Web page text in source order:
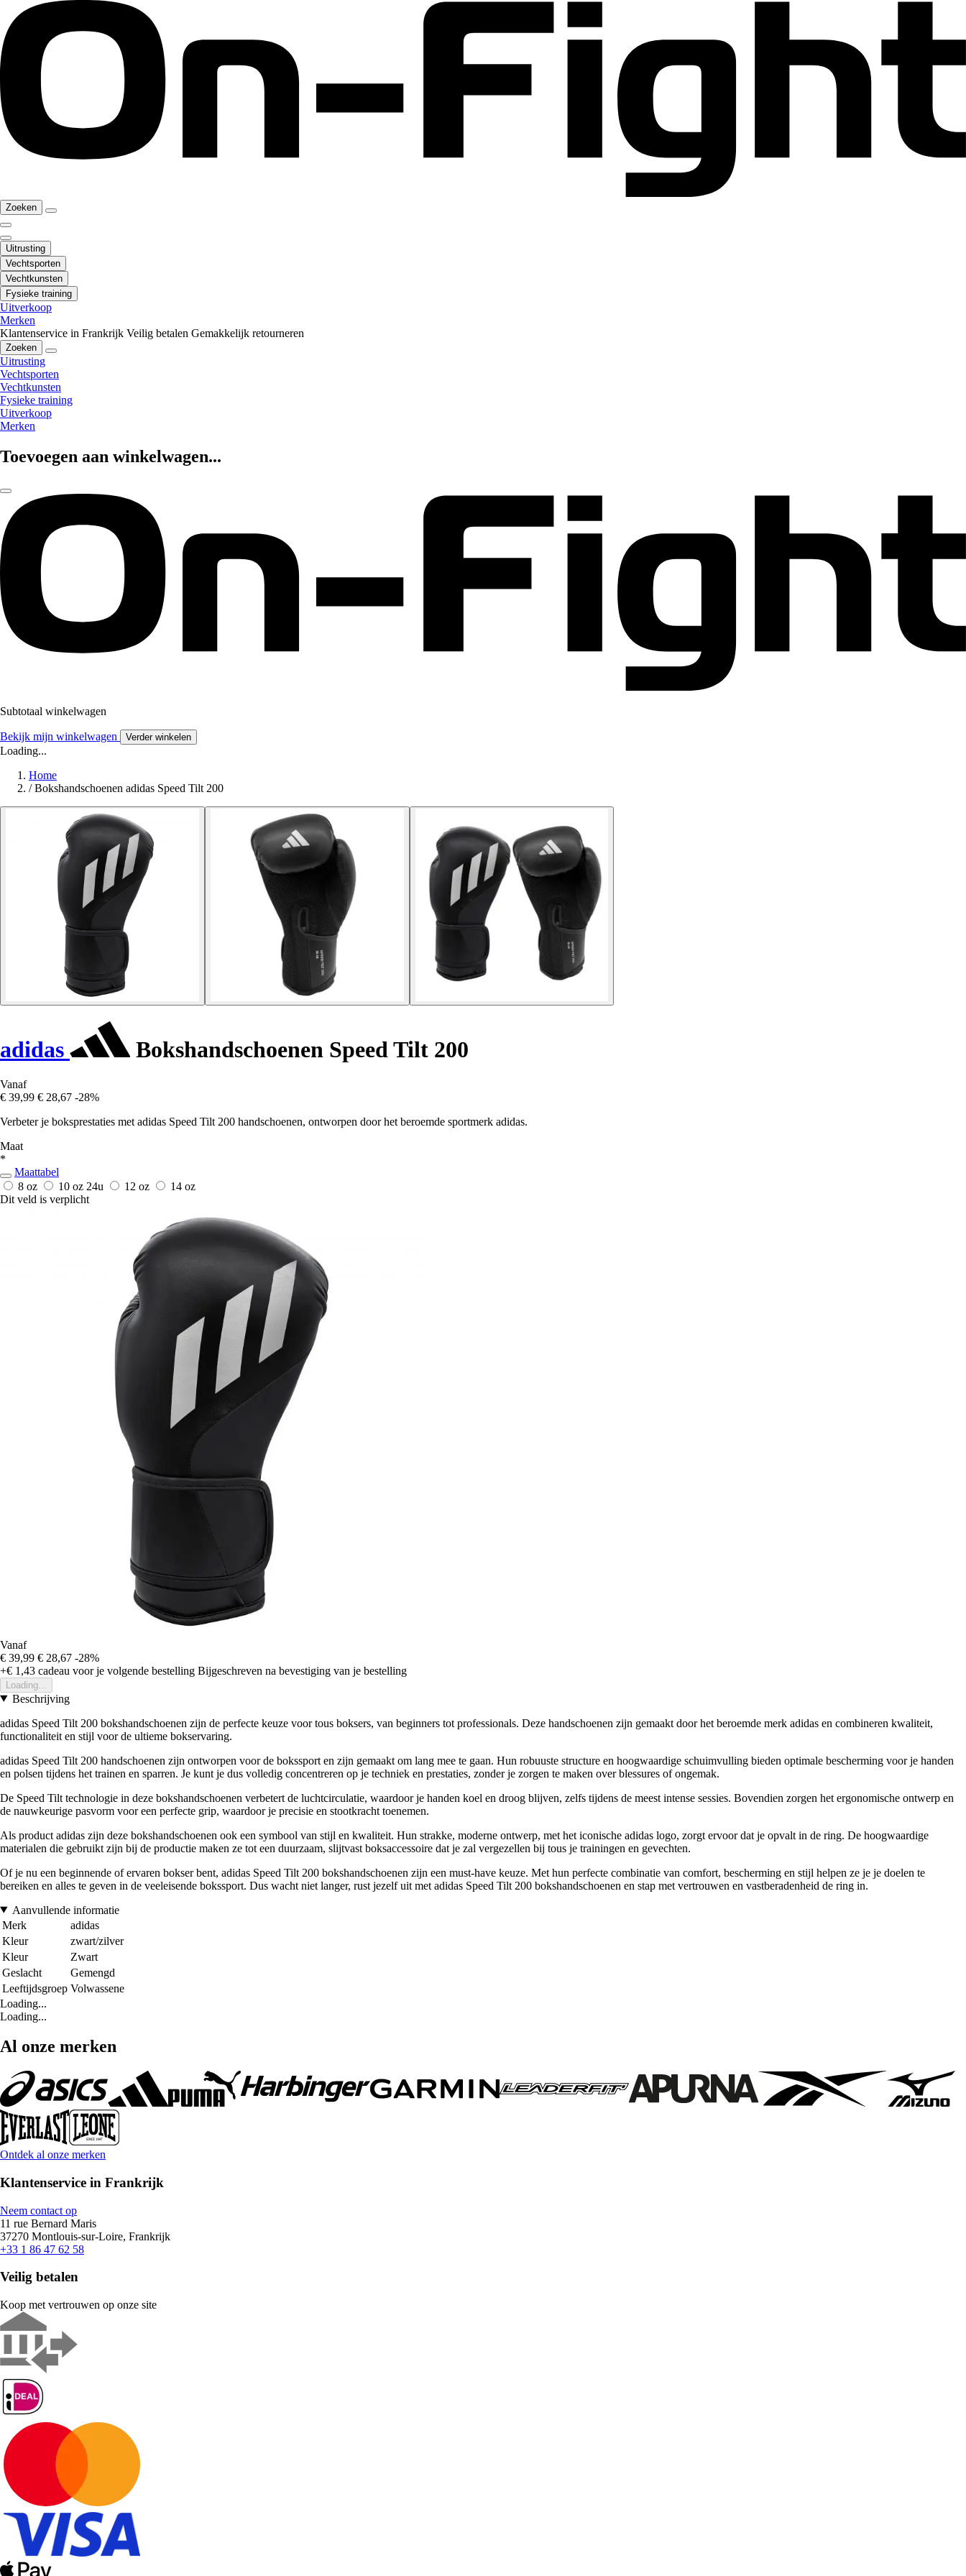
Zoeken
Uitrusting
Vechtsporten
Vechtkunsten
Fysieke training
Uitverkoop
Merken
Klantenservice in Frankrijk Veilig betalen Gemakkelijk retourneren
Zoeken
Uitrusting
Vechtsporten
Vechtkunsten
Fysieke training
Uitverkoop
Merken
Toevoegen aan winkelwagen...
Subtotaal winkelwagen
Bekijk mijn winkelwagen Verder winkelen
Loading...
Home
/ Bokshandschoenen adidas Speed Tilt 200
adidas Bokshandschoenen Speed Tilt 200
Vanaf
€ 39,99 € 28,67 -28%
Verbeter je boksprestaties met adidas Speed Tilt 200 handschoenen, ontworpen door het beroemde sportmerk adidas.
Maat
*
Maattabel
8 oz
10 oz 24u 12 oz
14 oz
Dit veld is verplicht
Vanaf
€ 39,99 € 28,67 -28%
+€ 1,43 cadeau voor je volgende bestelling Bijgeschreven na bevestiging van je bestelling
Loading...
Beschrijving
adidas Speed Tilt 200 bokshandschoenen zijn de perfecte keuze voor tous boksers, van beginners tot professionals. Deze handschoenen zijn gemaakt door het beroemde merk adidas en combineren kwaliteit,
functionaliteit en stijl voor de ultieme bokservaring.
adidas Speed Tilt 200 handschoenen zijn ontworpen voor de bokssport en zijn gemaakt om lang mee te gaan. Hun robuuste structure en hoogwaardige schuimvulling bieden optimale bescherming voor je handen
en polsen tijdens het trainen en sparren. Je kunt je dus volledig concentreren op je techniek en prestaties, zonder je zorgen te maken over blessures of ongemak.
De Speed Tilt technologie in deze bokshandschoenen verbetert de luchtcirculatie, waardoor je handen koel en droog blijven, zelfs tijdens de meest intense sessies. Bovendien zorgen het ergonomische ontwerp en
de nauwkeurige pasvorm voor een perfecte grip, waardoor je precisie en stootkracht toenemen.
Als product adidas zijn deze bokshandschoenen ook een symbool van stijl en kwaliteit. Hun strakke, moderne ontwerp, met het iconische adidas logo, zorgt ervoor dat je opvalt in de ring. De hoogwaardige
materialen die gebruikt zijn bij de productie maken ze tot een duurzaam, slijtvast boksaccessoire dat je zal vergezellen bij tous je trainingen en gevechten.
Of je nu een beginnende of ervaren bokser bent, adidas Speed Tilt 200 bokshandschoenen zijn een must-have keuze. Met hun perfecte combinatie van comfort, bescherming en stijl helpen ze je je doelen te
bereiken en alles te geven in de veeleisende bokssport. Dus wacht niet langer, rust jezelf uit met adidas Speed Tilt 200 bokshandschoenen en stap met vertrouwen en vastberadenheid de ring in.
Aanvullende informatie
Merk
adidas
Kleur
zwart/zilver
Kleur
Zwart
Geslacht
Gemengd
Leeftijdsgroep Volwassene
Loading...
Loading...
Al onze merken
Ontdek al onze merken
Klantenservice in Frankrijk
Neem contact op
11 rue Bernard Maris
37270 Montlouis-sur-Loire, Frankrijk
+33 1 86 47 62 58
Veilig betalen
Koop met vertrouwen op onze site